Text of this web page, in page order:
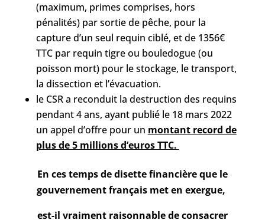
(maximum, primes comprises, hors
pénalités) par sortie de pêche, pour la
capture d’un seul requin ciblé, et de 1356€
TTC par requin tigre ou bouledogue (ou
poisson mort) pour le stockage, le transport,
la dissection et l’évacuation.
le CSR a reconduit la destruction des requins
pendant 4 ans, ayant publié le 18 mars 2022
un appel d’offre pour un montant record de
plus de 5 millions d’euros TTC.
En ces temps de disette financière que le
gouvernement français met en exergue,
est-il vraiment raisonnable de consacrer